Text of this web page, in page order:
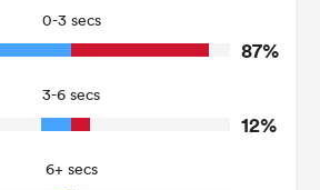
Tackles Missed
5
2
Tackle Offload Allowed
0-3 secs
87%
3-6 secs
12%
6+ secs